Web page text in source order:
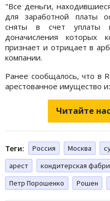
"Все деньги,
для заработной платы
сняты в счет уплаты
доначисления которых
признает и отрицает в
компании.
Ранее сообщалось, что в
арестованное имущество
Читайте
Теги: Россия Москва
арест
кондитерская
Петр Порошенко
Рошен